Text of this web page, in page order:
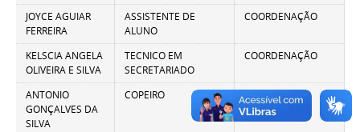
JOYCE AGUIAR
FERREIRA
ASSISTENTE DE
ALUNO
COORDENAÇÃO
KELSCIA ANGELA
OLIVEIRA E SILVA
TECNICO EM
SECRETARIADO
COORDENAÇÃO
ANTONIO
GONÇALVES DA
SILVA
COPEIRO COPA